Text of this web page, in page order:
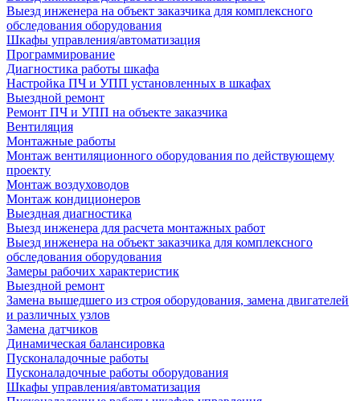
Выезд инженера на объект заказчика для комплексного
обследования оборудования
Шкафы управления/автоматизация
Программирование
Диагностика работы шкафа
Настройка ПЧ и УПП установленных в шкафах
Выездной ремонт
Ремонт ПЧ и УПП на объекте заказчика
Вентиляция
Монтажные работы
Монтаж вентиляционного оборудования по действующему
проекту
Монтаж воздуховодов
Монтаж кондиционеров
Выездная диагностика
Выезд инженера для расчета монтажных работ
Выезд инженера на объект заказчика для комплексного
обследования оборудования
Замеры рабочих характеристик
Выездной ремонт
Замена вышедшего из строя оборудования, замена двигателей
и различных узлов
Замена датчиков
Динамическая балансировка
Пусконаладочные работы
Пусконаладочные работы оборудования
Шкафы управления/автоматизация